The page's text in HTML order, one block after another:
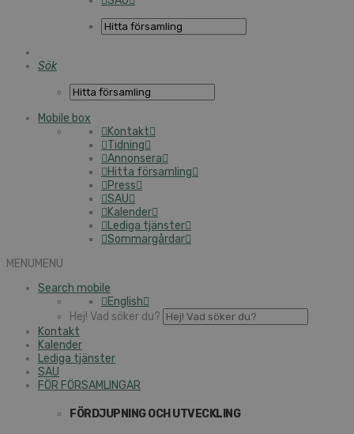
Sök
Mobile box
Kontakt
Tidning
Annonsera
Hitta församling
Press
SAU
Kalender
Lediga tjänster
Sommargårdar
MENUMENU
Search mobile
English
Hej! Vad söker du?
Kontakt
Kalender
Lediga tjänster
SAU
FÖR FÖRSAMLINGAR
FÖRDJUPNING OCH UTVECKLING